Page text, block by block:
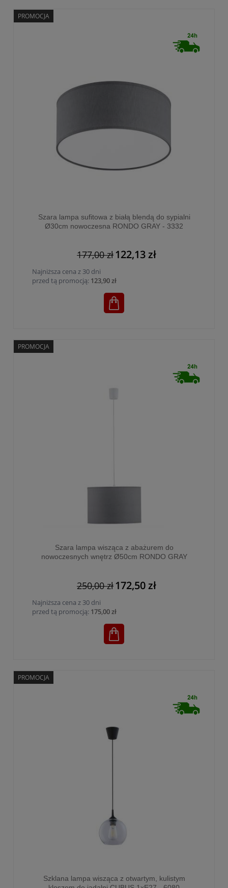
Szara lampa sufitowa z białą blendą do sypialni
Ø30cm nowoczesna RONDO GRAY - 3332
177,00 zł 122,13 zł
Najniższa cena z 30 dni
przed tą promocją: 123,90 zł
PROMOCJA
Szara lampa wisząca z abażurem do
nowoczesnych wnętrz Ø50cm RONDO GRAY
250,00 zł 172,50 zł
Najniższa cena z 30 dni
przed tą promocją: 175,00 zł
PROMOCJA
Szklana lampa wisząca z otwartym, kulistym
PROMOCJA